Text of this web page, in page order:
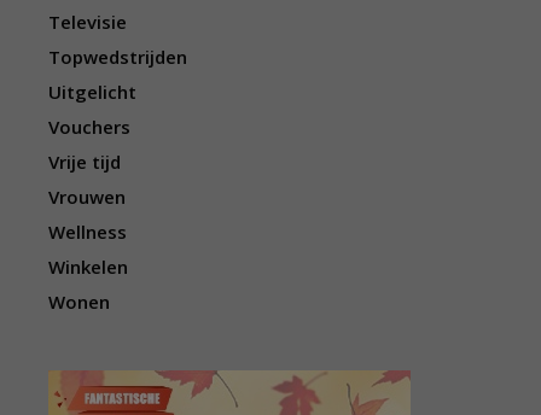
Televisie
Topwedstrijden
Uitgelicht
Vouchers
Vrije tijd
Vrouwen
Wellness
Winkelen
Wonen